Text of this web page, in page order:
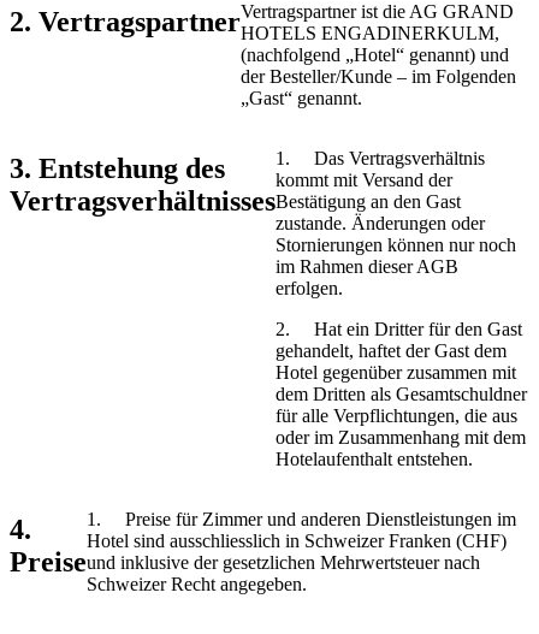
2. VertragspartnerVertragspartner ist die AG GRAND
HOTELS ENGADINERKULM,
(nachfolgend „Hotel“ genannt) und
der Besteller/Kunde – im Folgenden
„Gast“ genannt.
3. Entstehung des
Vertragsverhältnisses
1. Das Vertragsverhältnis
kommt mit Versand der
Bestätigung an den Gast
zustande. Änderungen oder
Stornierungen können nur noch
im Rahmen dieser AGB
erfolgen.
2. Hat ein Dritter für den Gast
gehandelt, haftet der Gast dem
Hotel gegenüber zusammen mit
dem Dritten als Gesamtschuldner
für alle Verpflichtungen, die aus
oder im Zusammenhang mit dem
Hotelaufenthalt entstehen.
4.
Preise
1. Preise für Zimmer und anderen Dienstleistungen im
Hotel sind ausschliesslich in Schweizer Franken (CHF)
und inklusive der gesetzlichen Mehrwertsteuer nach
Schweizer Recht angegeben.